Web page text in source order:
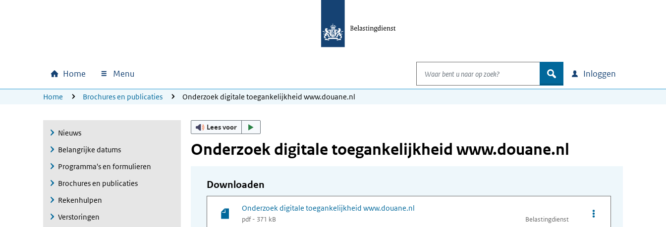
Hoofdnavigatie
Home Menu
Waar bent u naar op zoek?
zoek Inloggen
U bevindt zich hier:
Home Brochures en publicaties Onderzoek digitale toegankelijkheid www.douane.nl
Nieuws
Belangrijke datums
Programma's en formulieren
Brochures en publicaties
Rekenhulpen
Verstoringen
Lees voor
Onderzoek digitale toegankelijkheid www.douane.nl
Downloaden
Onderzoek digitale toegankelijkheid www.douane.nl
pdf - 371 kB Belastingdienst
Opties van bestand